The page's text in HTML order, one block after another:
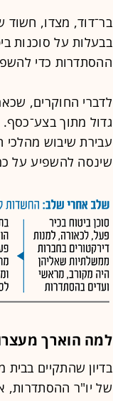
בר־דוד, מצדו, חשוד
בבעלות על סוכנות
ההסתדרות כדי
לדברי החוקרים,
גדול מתוך
עבירת שיבוש
שינסה להשפיע על
למה הוארך
בדיון שהתקיים
של יו"ר ההסתדרות,